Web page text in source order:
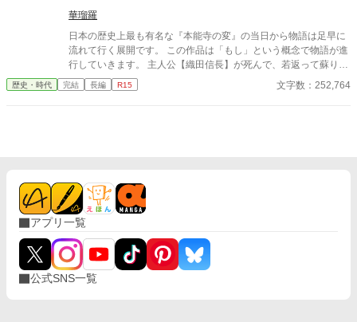
もはや、何も以前のままではない。何も許されない。
華瑠羅
日本の歴史上最も有名な『本能寺の変』の当日から物語は足早に
流れて行く展開です。 この作品は「もし」という概念で物語が進
行していきます。 主人公【織田信長】が死んで、若返って蘇り再
び活躍するという作品です。 ※この物語はフィクションです。
歴史・時代 完結 長編 R15 文字数：252,764
アプリ一覧
公式SNS一覧